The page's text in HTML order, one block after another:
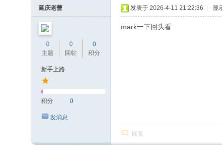
延庆老曹
0
主题
0
回帖
0
积分
新手上路
积分 0
发消息
发表于 2026-4-11 21:22:36 显
mark一下回头看
回复